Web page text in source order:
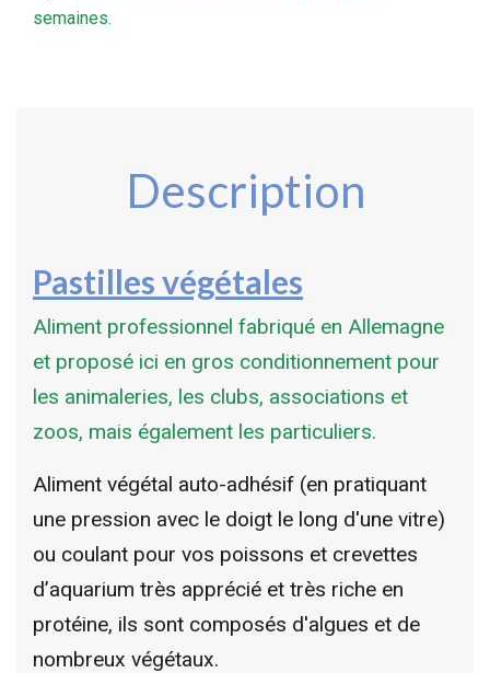
semaines.
Description
Pastilles végétales
Aliment professionnel fabriqué en Allemagne
et proposé ici en gros conditionnement pour
les animaleries, les clubs, associations et
zoos, mais également les particuliers.
Aliment végétal auto-adhésif (en pratiquant
une pression avec le doigt le long d'une vitre)
ou coulant pour vos poissons et crevettes
d’aquarium très apprécié et très riche en
protéine, ils sont composés d'algues et de
nombreux végétaux.